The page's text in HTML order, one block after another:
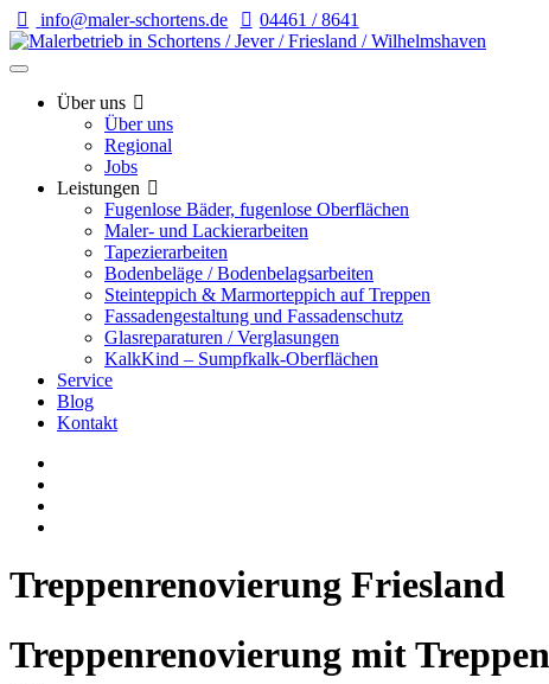
info@maler-schortens.de 04461 / 8641
Über uns
Über uns
Regional
Jobs
Leistungen
Fugenlose Bäder, fugenlose Oberflächen
Maler- und Lackierarbeiten
Tapezierarbeiten
Bodenbeläge / Bodenbelagsarbeiten
Steinteppich & Marmorteppich auf Treppen
Fassadengestaltung und Fassadenschutz
Glasreparaturen / Verglasungen
KalkKind – Sumpfkalk-Oberflächen
Service
Blog
Kontakt
Treppenrenovierung Friesland
Treppenrenovierung mit